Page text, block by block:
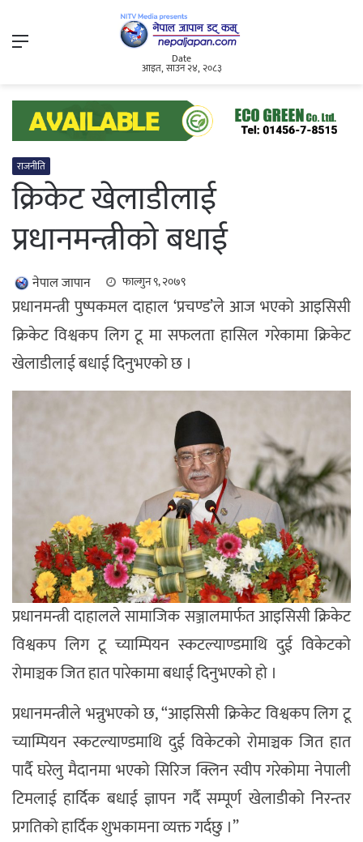
Menu
Date
आइत, साउन २४, २०८३
राजनीति
क्रिकेट खेलाडीलाई
प्रधानमन्त्रीको बधाई
नेपाल जापान फाल्गुन ९, २०७९
प्रधानमन्त्री पुष्पकमल दाहाल ‘प्रचण्ड’ले आज भएको आइसिसी
क्रिकेट विश्वकप लिग टू मा सफलता हासिल गरेकामा क्रिकेट
खेलाडीलाई बधाई दिनुभएको छ ।
प्रधानमन्त्री दाहालले सामाजिक सञ्जालमार्फत आइसिसी क्रिकेट
विश्वकप लिग टू च्याम्पियन स्कटल्याण्डमाथि दुई विकेटको
रोमाञ्चक जित हात पारेकामा बधाई दिनुभएको हो ।
प्रधानमन्त्रीले भन्नुभएको छ, “आइसिसी क्रिकेट विश्वकप लिग टू
च्याम्पियन स्कटल्याण्डमाथि दुई विकेटको रोमाञ्चक जित हात
पार्दै घरेलु मैदानमा भएको सिरिज क्लिन स्वीप गरेकोमा नेपाली
टिमलाई हार्दिक बधाई ज्ञापन गर्दै सम्पूर्ण खेलाडीको निरन्तर
प्रगतिको हार्दिक शुभकामना व्यक्त गर्दछु ।”